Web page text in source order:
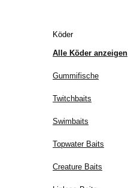
Köder
Alle Köder anzeigen
Gummifische
Twitchbaits
Swimbaits
Topwater Baits
Creature Baits